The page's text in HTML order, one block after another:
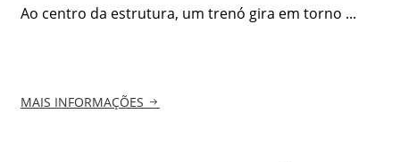
Ao centro da estrutura, um trenó gira em torno ...
MAIS INFORMAÇÕES